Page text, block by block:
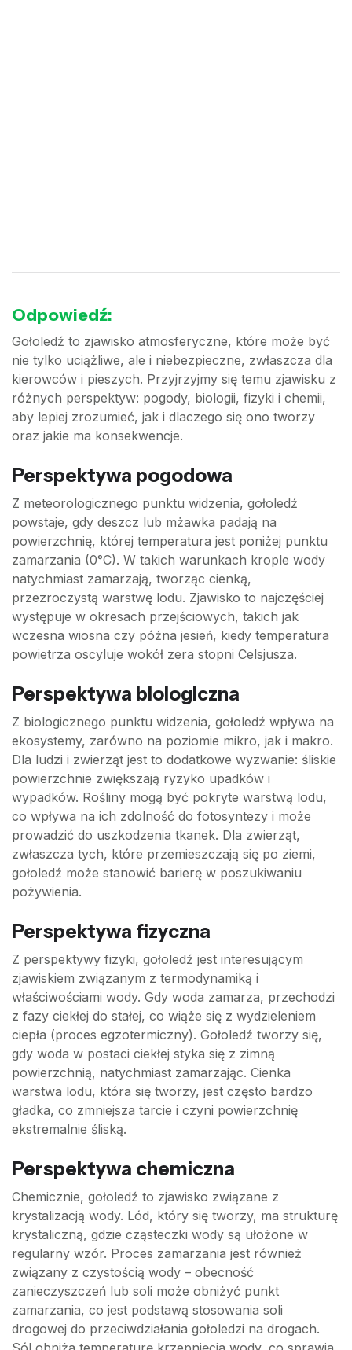
Odpowiedź:
Gołoledź to zjawisko atmosferyczne, które może być
nie tylko uciążliwe, ale i niebezpieczne, zwłaszcza dla
kierowców i pieszych. Przyjrzyjmy się temu zjawisku z
różnych perspektyw: pogody, biologii, fizyki i chemii,
aby lepiej zrozumieć, jak i dlaczego się ono tworzy
oraz jakie ma konsekwencje.
Perspektywa pogodowa
Z meteorologicznego punktu widzenia, gołoledź
powstaje, gdy deszcz lub mżawka padają na
powierzchnię, której temperatura jest poniżej punktu
zamarzania (0°C). W takich warunkach krople wody
natychmiast zamarzają, tworząc cienką,
przezroczystą warstwę lodu. Zjawisko to najczęściej
występuje w okresach przejściowych, takich jak
wczesna wiosna czy późna jesień, kiedy temperatura
powietrza oscyluje wokół zera stopni Celsjusza.
Perspektywa biologiczna
Z biologicznego punktu widzenia, gołoledź wpływa na
ekosystemy, zarówno na poziomie mikro, jak i makro.
Dla ludzi i zwierząt jest to dodatkowe wyzwanie: śliskie
powierzchnie zwiększają ryzyko upadków i
wypadków. Rośliny mogą być pokryte warstwą lodu,
co wpływa na ich zdolność do fotosyntezy i może
prowadzić do uszkodzenia tkanek. Dla zwierząt,
zwłaszcza tych, które przemieszczają się po ziemi,
gołoledź może stanowić barierę w poszukiwaniu
pożywienia.
Perspektywa fizyczna
Z perspektywy fizyki, gołoledź jest interesującym
zjawiskiem związanym z termodynamiką i
właściwościami wody. Gdy woda zamarza, przechodzi
z fazy ciekłej do stałej, co wiąże się z wydzieleniem
ciepła (proces egzotermiczny). Gołoledź tworzy się,
gdy woda w postaci ciekłej styka się z zimną
powierzchnią, natychmiast zamarzając. Cienka
warstwa lodu, która się tworzy, jest często bardzo
gładka, co zmniejsza tarcie i czyni powierzchnię
ekstremalnie śliską.
Perspektywa chemiczna
Chemicznie, gołoledź to zjawisko związane z
krystalizacją wody. Lód, który się tworzy, ma strukturę
krystaliczną, gdzie cząsteczki wody są ułożone w
regularny wzór. Proces zamarzania jest również
związany z czystością wody – obecność
zanieczyszczeń lub soli może obniżyć punkt
zamarzania, co jest podstawą stosowania soli
drogowej do przeciwdziałania gołoledzi na drogach.